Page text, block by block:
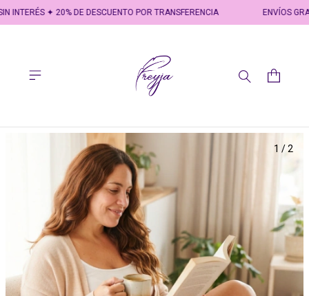
✦ 20% DE DESCUENTO POR TRANSFERENCIA ENVÍOS
1 /2